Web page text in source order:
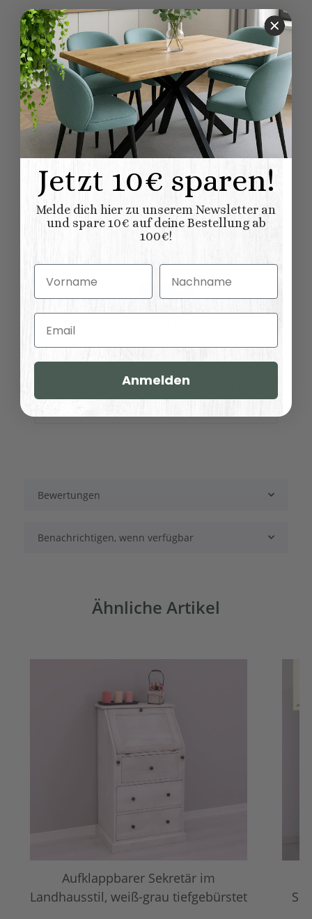
Produkteigenschaft
Wert
Lieferung: aufgebaut
Ausstattung: Schublade/-n Kippfach
Möbel
Lieferung:
Möbel wird aufgebaut
geliefert
Material: 100% Nadelholz
(Fichte/Tanne)
Möbelkategorie: Tische
Möbelstil:
Französischer
Landhausstil
Landhausmöbel:
Sekretäre
Artikelgewicht: 31,00 kg
Länge × Breite ×
65,00 × 45,00 × 110,00
cm
Bewertungen
Benachrichtigen, wenn verfügbar
Ähnliche Artikel
Aufklappbarer Sekretär im
Landhausstil, weiß-grau tiefgebürstet
Jetzt 10€ sparen!
Melde dich hier zu unserem Newsletter an
und spare 10€ auf deine Bestellung ab
100€!
Vorname Nachname
Email
Anmelden